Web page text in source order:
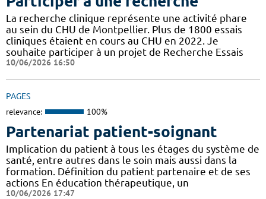
La recherche clinique représente une activité phare
au sein du CHU de Montpellier. Plus de 1800 essais
cliniques étaient en cours au CHU en 2022. Je
souhaite participer à un projet de Recherche Essais
10/06/2026 16:50
PAGES
relevance: 100%
Partenariat patient-soignant
Implication du patient à tous les étages du système de
santé, entre autres dans le soin mais aussi dans la
formation. Définition du patient partenaire et de ses
actions En éducation thérapeutique, un
10/06/2026 17:47